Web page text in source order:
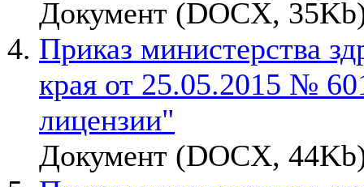
Документ (DOCX,
Приказ министерства
края от 25.05.2015 №
лицензии"
Документ (DOCX,